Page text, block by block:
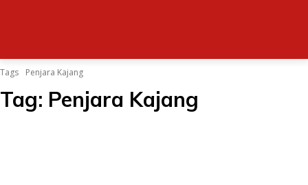
Tags Penjara Kajang
Tag: Penjara Kajang